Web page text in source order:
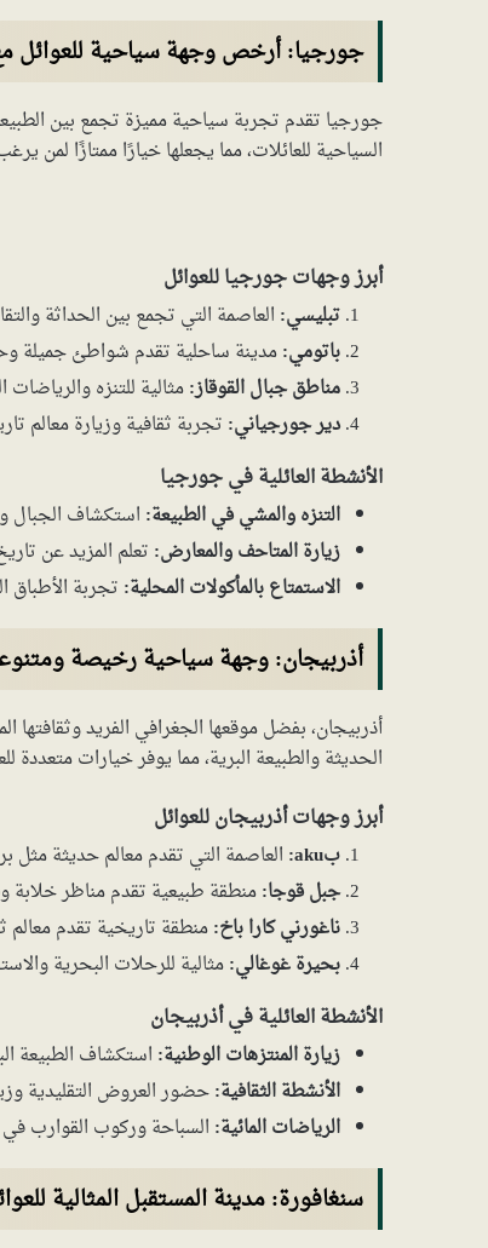
جورجيا: أرخص وجهة سياحية للعوائل
جورجيا تقدم تجربة سياحية مميزة تجمع بين
السياحية للعائلات، مما يجعلها خيارًا ممتازًا لمن
أبرز وجهات جورجيا للعوائل
تبليسي: العاصمة التي تجمع بين الحداثة
باتومي:مدينة ساحلية تقدم شواطئ جميلة
مناطق جبال القوقاز:مثالية للتنزه والرياضات
دير جورجياني: تجربة ثقافية وزيارة معالم
الأنشطة العائلية في جورجيا
التنزه والمشي في الطبيعة: استكشاف الجبال
زيارة المتاحف والمعارض: تعلم المزيد عن
الاستمتاع بالمأكولات المحلية: تجربة الأطباق
أذربيجان: وجهة سياحية رخيصة ومتنوعة
أذربيجان، بفضل موقعها الجغرافي الفريد وثقافتها
الحديثة والطبيعة البرية، مما يوفر خيارات متعددة
أبرز وجهات أذربيجان للعوائل
بaku:
العاصمة التي تقدم معالم حديثة مثل
جبل قوجا:منطقة طبيعية تقدم مناظر خلابة
ناغورني كارا باخ:منطقة تاريخية تقدم معالم
بحيرة غوغالي:مثالية للرحلات البحرية
الأنشطة العائلية في أذربيجان
زيارة المنتزهات الوطنية: استكشاف الطبيعة
الأنشطة الثقافية:حضور العروض التقليدية
الرياضات المائية: السباحة وركوب القوارب
سنغافورة: مدينة المستقبل المثالية للعوائل